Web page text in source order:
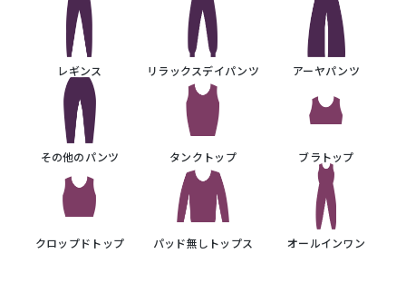
レギンス リラックスデイパンツ アーヤパンツ
その他のパンツ タンクトップ ブラトップ
クロップドトップ パッド無しトップス オールインワン